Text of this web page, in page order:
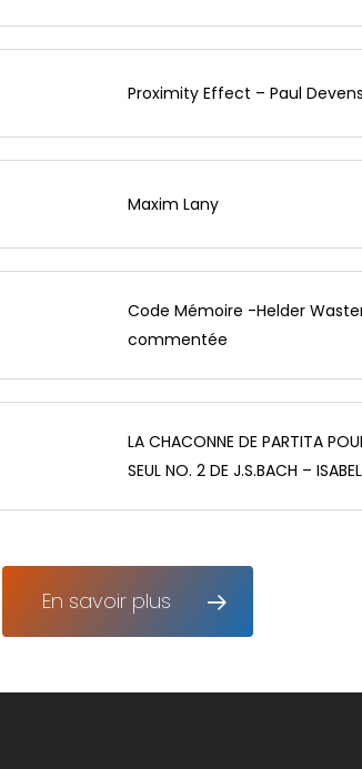
Proximity Effect – Paul
Maxim Lany
Code Mémoire -Helder
commentée
LA CHACONNE DE PARTITA
SEUL NO. 2 DE J.S.BACH –
En savoir plus